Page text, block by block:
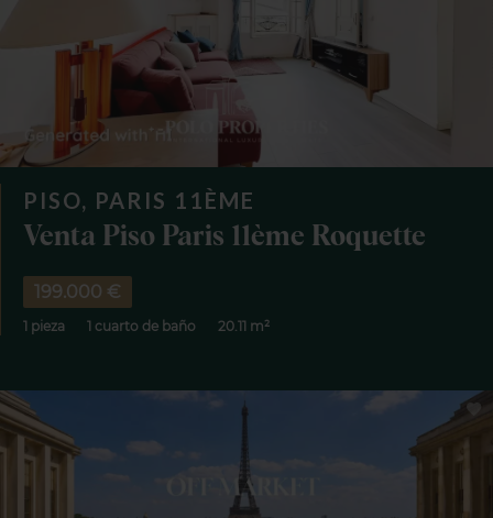
PISO, PARIS 11ÈME
Venta Piso Paris 11ème Roquette
199.000 €
1 pieza 1 cuarto de baño 20.11 m²